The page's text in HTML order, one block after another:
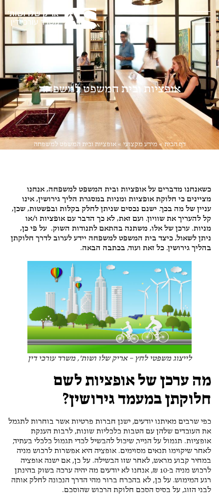
אופציות ובית המשפט למשפחה
דף הבית»מידע מקצועי »אופציות ובית המשפט למשפחה
כשאנחנו מדברים על אופציות ובית המשפט למשפחה, אנחנו
מציינים כי חלוקת אופציות ומניות במסגרת הליך גירושין, אינו
עניין של מה בכך. ישנם נכסים שניתן לחלק בקלות ובפשטות, שכן,
קל להעריך את שוויון. ועם זאת, לא כך הדבר עם אופציות ו/או
מניות. ערכן של אלו, משתנה בהתאם לתנודות השוק. על פי כן,
ניתן לשאול, כיצד בית המשפט למשפחה יידע לערוב לדרך חלוקתן
בהליך גירושין. כל זאת ועוד, בכתבה הבאה.
לייצוג משפטי לחץ – אריק שלו ושות', משרד עורכי דין
מה ערכן של אופציות לשם
חלוקתן במעמד גירושין?
כפי שרבים מאיתנו יודעים, ישנן חברות פרטיות אשר בוחרות לתגמל
את העובדים שלהן עם הטבות כלכליות שונות, לרבות הענקת
אופציות. תגמול על הנייר, שיכול להבשיל לכדי תגמול כלכלי בעתיד,
לאחר שיקוימו תנאים מסוימים. אופציה היא אפשרות לרכוש מניה
במחיר קבוע מראש, לאחר שזו הבשילה. על כן, אם ישנה אופציה
לרכוש מניה ב-10 ₪, אנחנו לא יודעים מה יהיה ערכה בשוק בהינתן
רגע המימוש. על כן, לא בהכרח ברור מהי הדרך הנכונה לחלק אותה
לבני הזוג, על בסיס הסכם חלוקת הרכוש שהוסכם.